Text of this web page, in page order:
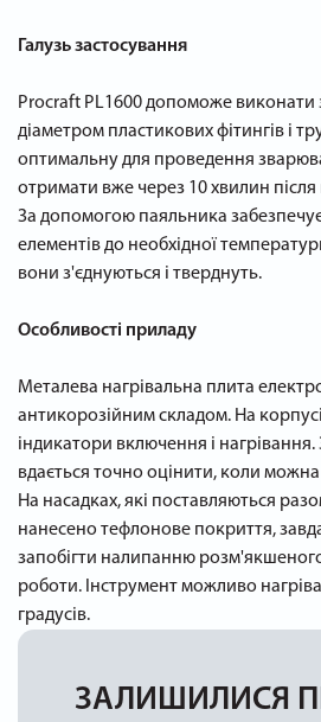
Галузь застосування
Procraft PL1600 допоможе виконати
діаметром пластикових фітингів і
оптимальну для проведення
отримати вже через 10 хвилин
За допомогою паяльника
елементів до необхідної
вони з'єднуються і тверднуть.
Особливості приладу
Металева нагрівальна плита
антикорозійним складом. На
індикатори включення і
вдається точно оцінити, коли
На насадках, які поставляються
нанесено тефлонове покриття,
запобігти налипанню
роботи. Інструмент можливо
градусів.
ЗАЛИШИЛИСЯ